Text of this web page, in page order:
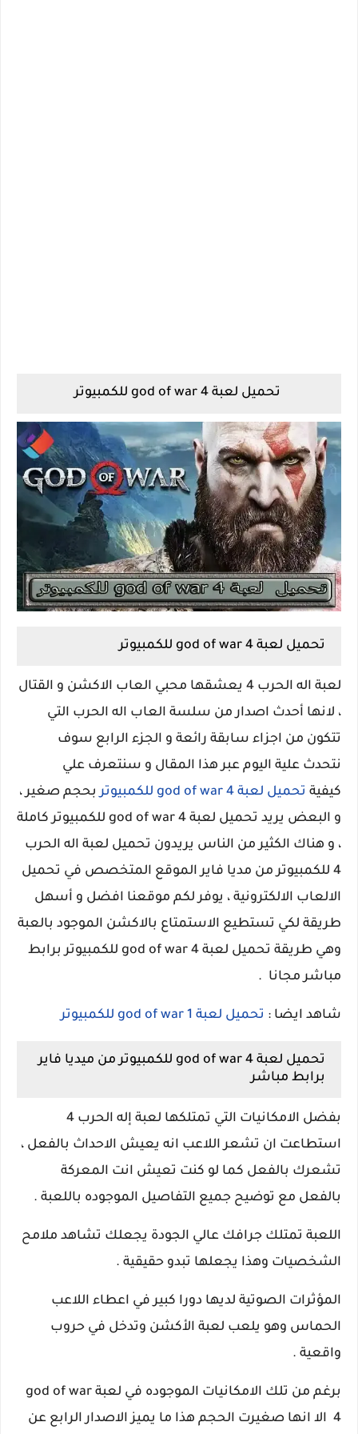
تحميل لعبة god of war 4 للكمبيوتر
تحميل لعبة god of war 4 للكمبيوتر
لعبة اله الحرب 4 يعشقها محبي العاب الاكشن و القتال
، لانها أحدث اصدار من سلسة العاب اله الحرب التي
تتكون من اجزاء سابقة رائعة و الجزء الرابع سوف
نتحدث علية اليوم عبر هذا المقال و سنتعرف علي
كيفية تحميل لعبة god of war 4 للكمبيوتر
بحجم صغير ،
و البعض يريد تحميل لعبة god of war 4 للكمبيوتر كاملة
، و هناك الكثير من الناس يريدون تحميل لعبة اله الحرب
4 للكمبيوتر من مديا فاير الموقع المتخصص في تحميل
الالعاب الالكترونية ، يوفر لكم موقعنا افضل و أسهل
طريقة لكي تستطيع الاستمتاع بالاكشن الموجود بالعبة
وهي طريقة تحميل لعبة god of war 4 للكمبيوتر برابط
مباشر مجانا .
شاهد ايضا : تحميل لعبة god of war 1 للكمبيوتر
تحميل لعبة god of war 4 للكمبيوتر من ميديا فاير
برابط مباشر
بفضل الامكانيات التي تمتلكها لعبة إله الحرب 4
استطاعت ان تشعر اللاعب انه يعيش الاحداث بالفعل ،
تشعرك بالفعل كما لو كنت تعيش انت المعركة
بالفعل مع توضيح جميع التفاصيل الموجوده باللعبة .
اللعبة تمتلك جرافك عالي الجودة يجعلك تشاهد ملامح
الشخصيات وهذا يجعلها تبدو حقيقية .
المؤثرات الصوتية لديها دورا كبير في اعطاء اللاعب
الحماس وهو يلعب لعبة الأكشن وتدخل في حروب
واقعية .
برغم من تلك الامكانيات الموجوده في لعبة god of war
4 الا انها صغيرت الحجم هذا ما يميز الاصدار الرابع عن